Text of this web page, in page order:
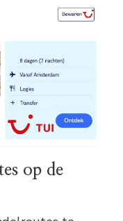
op de